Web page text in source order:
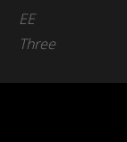
EE
Three